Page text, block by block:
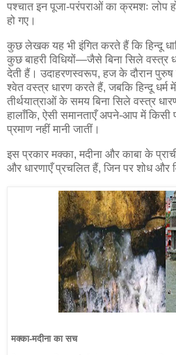
पश्चात इन पूजा-परंपराओं का क्रमशः लोप
हो गए।
कुछ लेखक यह भी इंगित करते हैं कि हिन्दू
कुछ बाहरी विधियों—जैसे बिना सिले वस्त्र
देती हैं। उदाहरणस्वरूप, हज के दौरान पुरुष
श्वेत वस्त्र धारण करते हैं, जबकि हिन्दू धर्म
तीर्थयात्राओं के समय बिना सिले वस्त्र
हालाँकि, ऐसी समानताएँ अपने-आप में किसी
प्रमाण नहीं मानी जातीं।
इस प्रकार मक्का, मदीना और काबा के
और धारणाएँ प्रचलित हैं, जिन पर शोध और
मक्का-मदीना का सच